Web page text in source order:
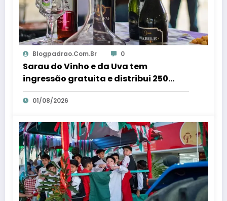
Blogpadrao.com.br 0
Sarau do Vinho e da Uva tem
ingressão gratuita e distribui 250
litros de suco em Santa Teresa – Em
Dia ES
01/08/2026